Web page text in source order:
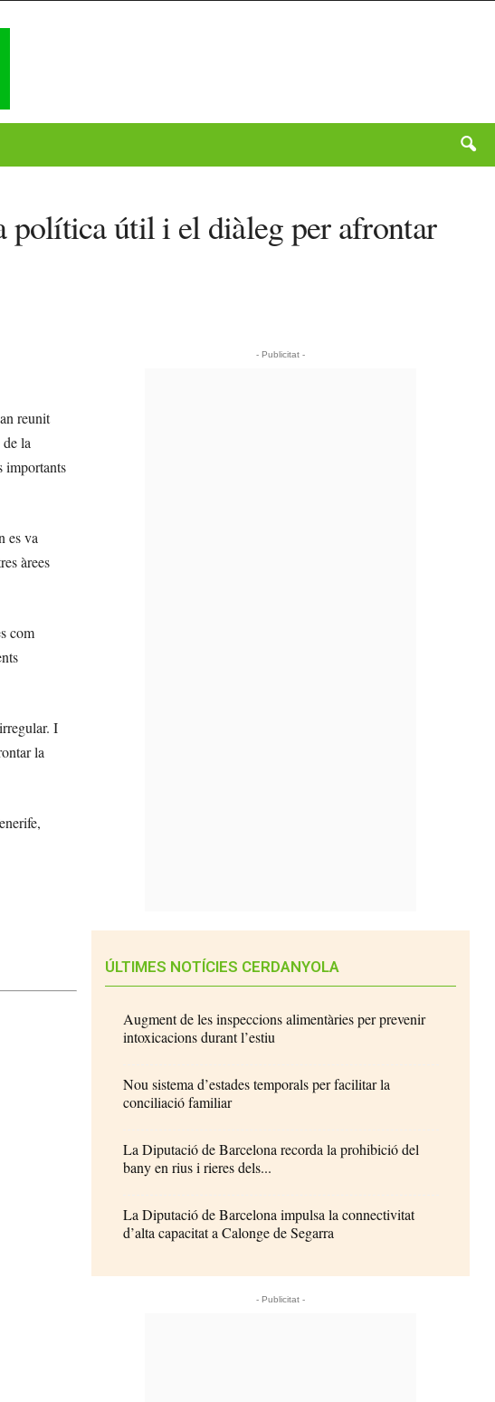
útil i el diàleg per afrontar
reunit
la
importants
es va
àrees
com
I
la
- Publicitat -
ÚLTIMES NOTÍCIES CERDANYOLA
Augment de les inspeccions alimentàries per prevenir
intoxicacions durant l’estiu
Nou sistema d’estades temporals per facilitar la
conciliació familiar
La Diputació de Barcelona recorda la prohibició del
bany en rius i rieres dels...
La Diputació de Barcelona impulsa la connectivitat
d’alta capacitat a Calonge de Segarra
- Publicitat -